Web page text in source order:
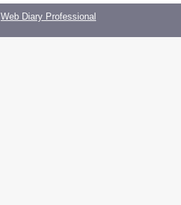
Web Diary Professional